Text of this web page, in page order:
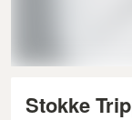
Stokke